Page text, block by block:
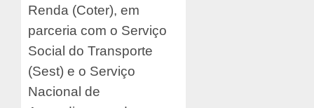
Renda (Coter), em
parceria com o Serviço
Social do Transporte
(Sest) e o Serviço
Nacional de